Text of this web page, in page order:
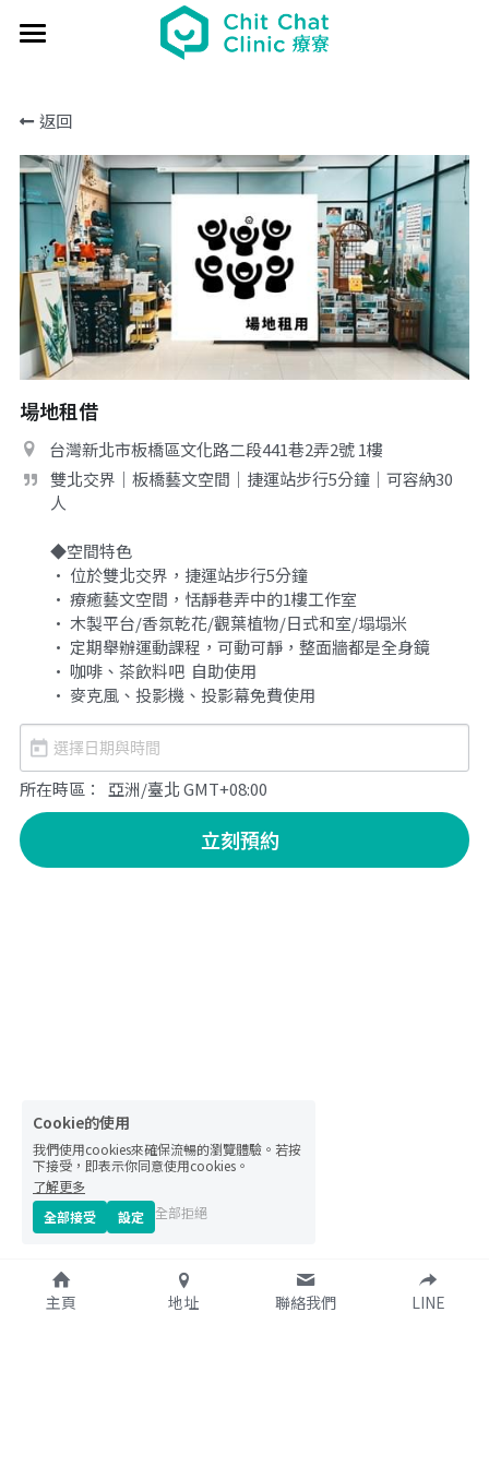
關於療寮 About
最新動態 Event
日本香遊 - 香道體驗
解憂桌遊堂
過往活動 Past
藝文風尚 Art & Lifestyle
《真相追尋者》十字路口篇
日本香の占卜🎐
療寮看電影
手作．時光
台港文化傾偈會
《我在露台煎西多士》場刊
展覽 Exhibition
《島工》職業醫學社區展
《休日》創作聯展
療癒 & 心靈 Wellness
實青小學堂+
實體課程 Course
板橋運動教室
Boxing 拳擊
運動課花絮
廣東話基礎班
社區營造 Place making
新北輕騎行
給香港人的國語課
西多士 粵語劇場
守護華江人工濕地
《神隱》實境遊戲
遊戲主頁
調香師
馴獸師
場地租借 Venue
場地租借
現場環境
平日最新優惠
部落格 Blog
登錄 / 註冊
02 7755 7668
chitchatclinic@gmail.com
返回
場地租借
台灣新北市板橋區文化路二段441巷2弄2號 1樓
雙北交界｜板橋藝文空間｜捷運站步行5分鐘｜可容納30
人
◆空間特色
• 位於雙北交界，捷運站步行5分鐘
• 療癒藝文空間，恬靜巷弄中的1樓工作室
• 木製平台/香氛乾花/觀葉植物/日式和室/塌塌米
• 定期舉辦運動課程，可動可靜，整面牆都是全身鏡
• 咖啡、茶飲料吧  自助使用
• 麥克風、投影機、投影幕免費使用
所在時區： 亞洲/臺北 GMT+08:00
立刻預約
部落格分類
所有博客分類
活動紀錄
場地租借小百科
解憂桌遊堂
淺顯易懂的行醫筆記
Podcast - 三杯半
主頁 地址 聯絡我們 LINE
Cookie的使用
我們使用cookies來確保流暢的瀏覽體驗。若按
下接受，即表示你同意使用cookies。
了解更多
全部接受
設定 全部拒絕